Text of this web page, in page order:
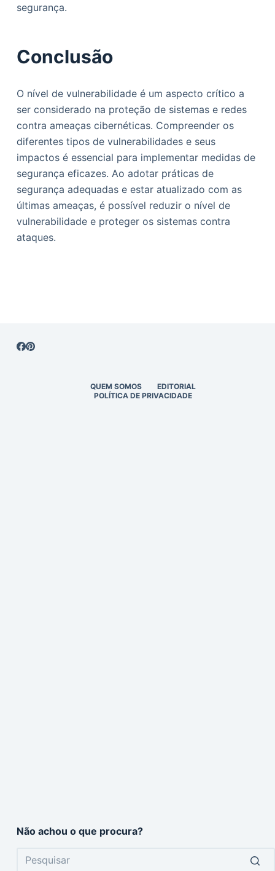
segurança.
Conclusão
O nível de vulnerabilidade é um aspecto crítico a
ser considerado na proteção de sistemas e redes
contra ameaças cibernéticas. Compreender os
diferentes tipos de vulnerabilidades e seus
impactos é essencial para implementar medidas de
segurança eficazes. Ao adotar práticas de
segurança adequadas e estar atualizado com as
últimas ameaças, é possível reduzir o nível de
vulnerabilidade e proteger os sistemas contra
ataques.
QUEM SOMOS
EDITORIAL
POLÍTICA DE PRIVACIDADE
Não achou o que procura?